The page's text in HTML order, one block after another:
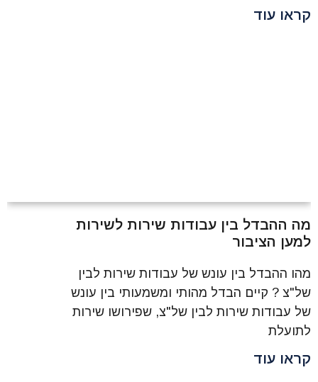
קראו עוד
מה ההבדל בין עבודות שירות לשירות
למען הציבור
מהו ההבדל בין עונש של עבודות שירות לבין
של"צ ? קיים הבדל מהותי ומשמעותי בין עונש
של עבודות שירות לבין של"צ, שפירושו שירות
לתועלת
קראו עוד